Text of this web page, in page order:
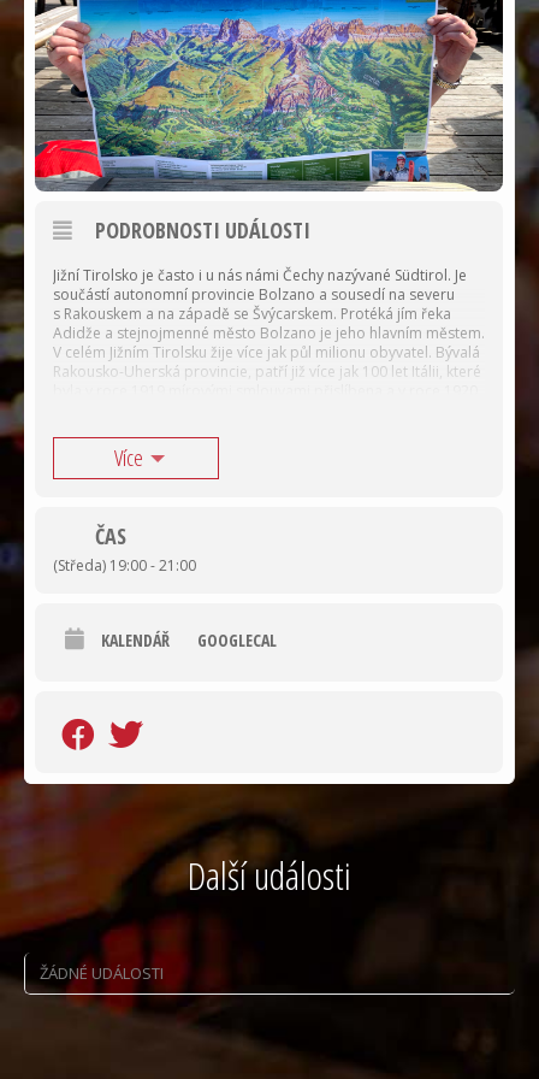
PODROBNOSTI UDÁLOSTI
Jižní Tirolsko je často i u nás námi Čechy nazývané Südtirol. Je
součástí autonomní provincie Bolzano a sousedí na severu
s Rakouskem a na západě se Švýcarskem. Protéká jím řeka
Adidže a stejnojmenné město Bolzano je jeho hlavním městem.
V celém Jižním Tirolsku žije více jak půl milionu obyvatel. Bývalá
Rakousko-Uherská provincie, patří již více jak 100 let Itálii, které
Severní Itálie stojí za to vidět.
Martina Koch Skalová
parků plných tulipánů a na trhy plné sýrů a dřeváků. Od května
do září pak do alpských zemí, nejvíce do Švýcarska. Na hory
lanovkami, do měst se zajímavou historií a k průzračným
V zimě trávila čas jako delegát lyžařských pobytů v Rakouských
Alpách. Také okusila práci delegáta u moře ve Španělsku a
Zážitky z cest starými karosami, přes vysokohorské průsmyky
v Alpách začátkem devadesátých let, bez retardérů, s mnoha
poruchami a problémy na cestách, by vydaly na knížku. Jednou
Více
ČAS
(Středa) 19:00 - 21:00
KALENDÁŘ GOOGLECAL
Další události
ŽÁDNÉ UDÁLOSTI